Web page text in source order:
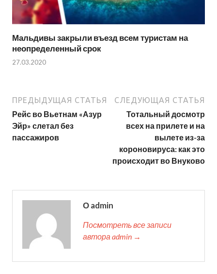
Мальдивы закрыли въезд всем туристам на
неопределенный срок
27.03.2020
ПРЕДЫДУЩАЯ СТАТЬЯ
Рейс во Вьетнам «Азур
Эйр» слетал без
пассажиров
СЛЕДУЮЩАЯ СТАТЬЯ
Тотальный досмотр
всех на прилете и на
вылете из-за
короновируса: как это
происходит во Внуково
О admin
Посмотреть все записи
автора admin →